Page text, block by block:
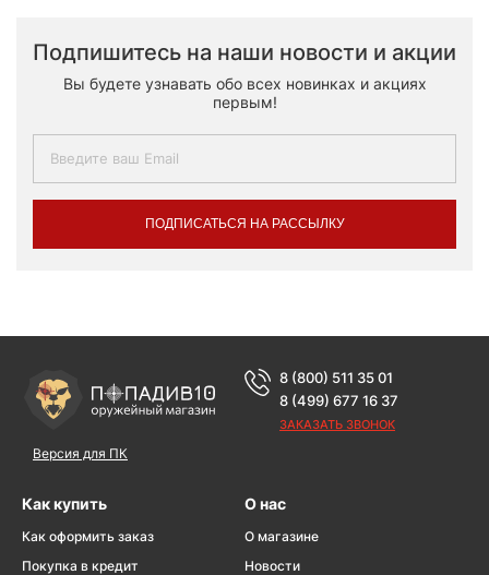
Подпишитесь на наши новости и акции
Вы будете узнавать обо всех новинках и акциях
первым!
ПОДПИСАТЬСЯ НА РАССЫЛКУ
Версия для ПК
8 (800) 511 35 01
8 (499) 677 16 37
ЗАКАЗАТЬ ЗВОНОК
Как купить
Как оформить заказ
Покупка в кредит
О нас
О магазине
Новости